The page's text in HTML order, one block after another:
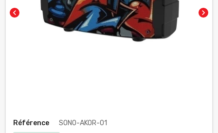
chevron_left chevron_right
Référence SONO-AKOR-01